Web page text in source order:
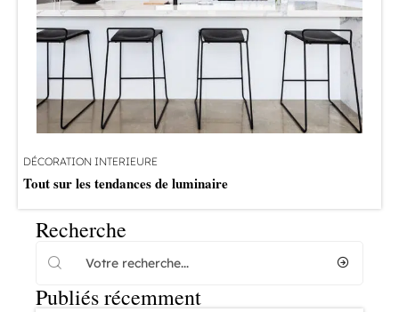
DÉCORATION INTERIEURE
Tout sur les tendances de luminaire
Recherche
Publiés récemment